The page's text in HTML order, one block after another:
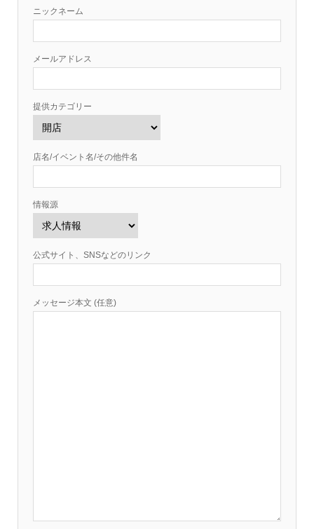
ニックネーム
メールアドレス
提供カテゴリー
店名/イベント名/その他件名
情報源
公式サイト、SNSなどのリンク
メッセージ本文 (任意)